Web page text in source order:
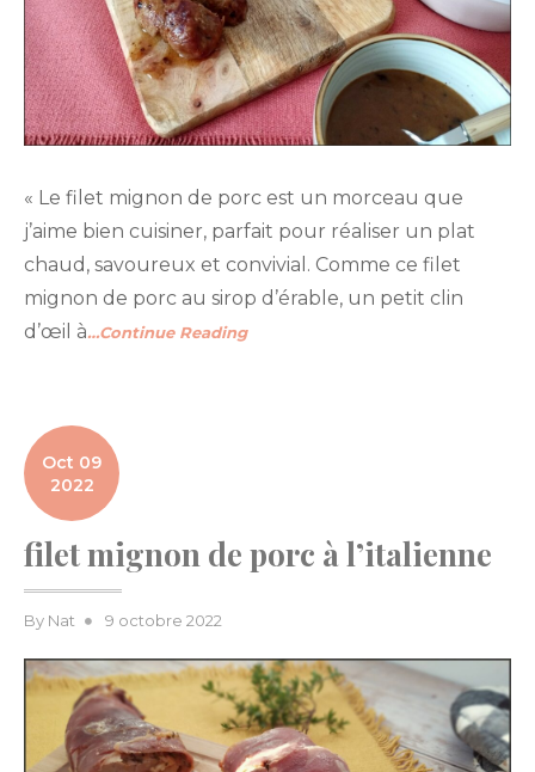
« Le filet mignon de porc est un morceau que
j’aime bien cuisiner, parfait pour réaliser un plat
chaud, savoureux et convivial. Comme ce filet
mignon de porc au sirop d’érable, un petit clin
d’œil à…Continue Reading
Oct 09
2022
filet mignon de porc à l’italienne
By Nat
Posted
9 octobre 2022